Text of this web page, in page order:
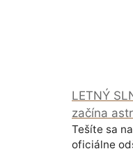
LETNÝ
začína
Tešíte sa
oficiálne